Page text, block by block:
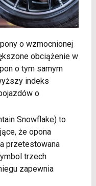
o wzmocnionej
obciążenie w
o tym samym
indeks
o
Snowflake) to
że opona
przetestowana
trzech
zapewnia